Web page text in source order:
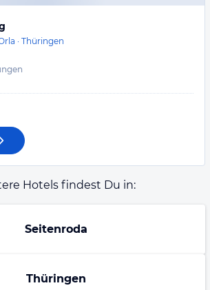
· Thüringen
Hotels findest Du in:
Seitenroda
Thüringen